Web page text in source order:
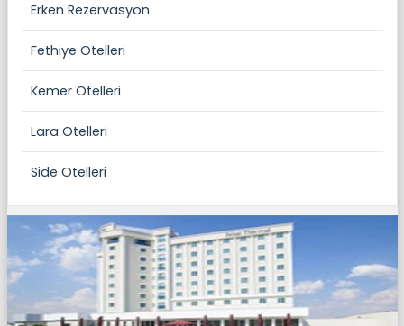
Erken Rezervasyon
Fethiye Otelleri
Kemer Otelleri
Lara Otelleri
Side Otelleri